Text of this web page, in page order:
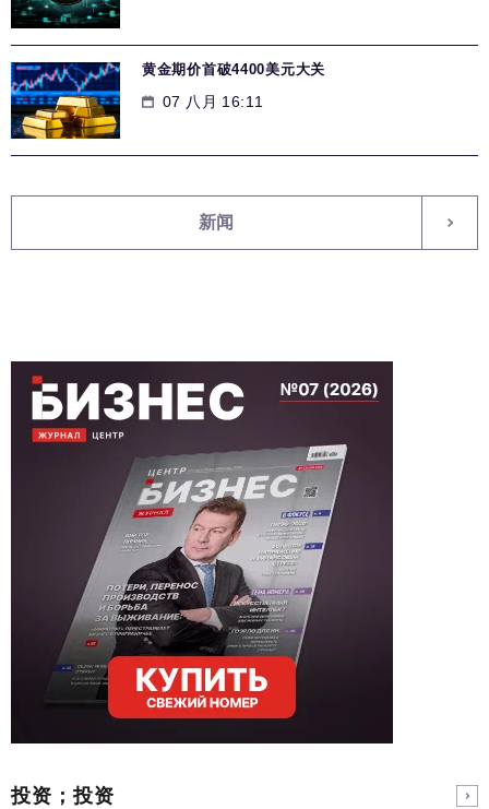
黄金期价首破4400美元大关
07 八月 16:11
新闻
投资；投资